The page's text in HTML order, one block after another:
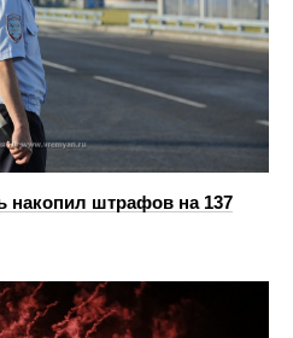
накопил штрафов на 137